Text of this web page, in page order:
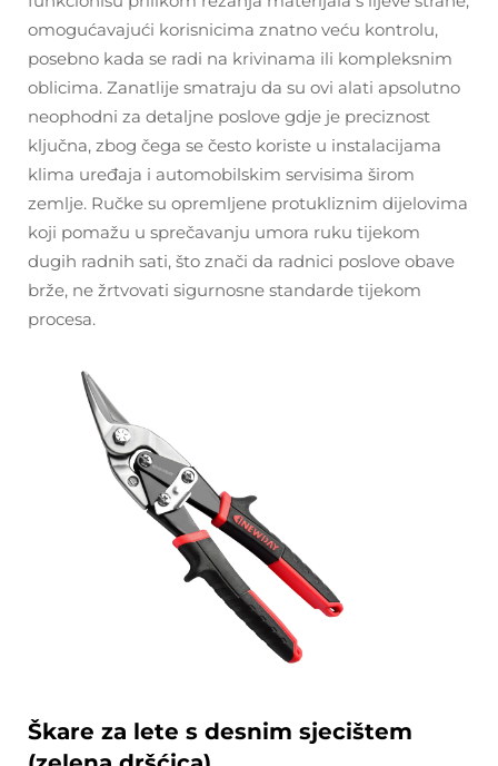
omogućavajući korisnicima znatno veću kontrolu,
posebno kada se radi na krivinama ili kompleksnim
oblicima. Zanatlije smatraju da su ovi alati apsolutno
neophodni za detaljne poslove gdje je preciznost
ključna, zbog čega se često koriste u instalacijama
klima uređaja i automobilskim servisima širom
zemlje. Ručke su opremljene protukliznim dijelovima
koji pomažu u sprečavanju umora ruku tijekom
dugih radnih sati, što znači da radnici poslove obave
brže, ne žrtvovati sigurnosne standarde tijekom
procesa.
Škare za lete s desnim sjecištem